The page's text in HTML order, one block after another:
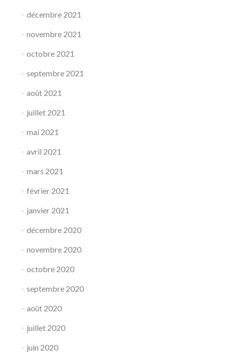
décembre 2021
novembre 2021
octobre 2021
septembre 2021
août 2021
juillet 2021
mai 2021
avril 2021
mars 2021
février 2021
janvier 2021
décembre 2020
novembre 2020
octobre 2020
septembre 2020
août 2020
juillet 2020
juin 2020